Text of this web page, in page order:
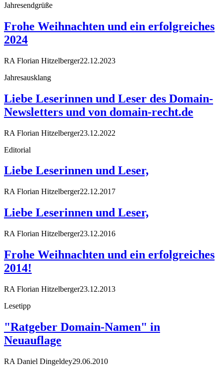
Jahresendgrüße
Frohe Weihnachten und ein erfolgreiches
2024
RA Florian Hitzelberger22.12.2023
Jahresausklang
Liebe Leserinnen und Leser des Domain-
Newsletters und von domain-recht.de
RA Florian Hitzelberger23.12.2022
Editorial
Liebe Leserinnen und Leser,
RA Florian Hitzelberger22.12.2017
Liebe Leserinnen und Leser,
RA Florian Hitzelberger23.12.2016
Frohe Weihnachten und ein erfolgreiches
2014!
RA Florian Hitzelberger23.12.2013
Lesetipp
"Ratgeber Domain-Namen" in
Neuauflage
RA Daniel Dingeldey29.06.2010